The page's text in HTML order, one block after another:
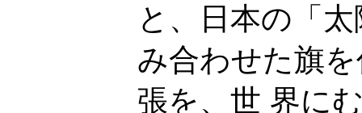
と、日本の「
み合わせた旗
張を、世 界に